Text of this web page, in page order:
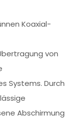
Koaxial-
von
Systems. Durch
Abschirmung